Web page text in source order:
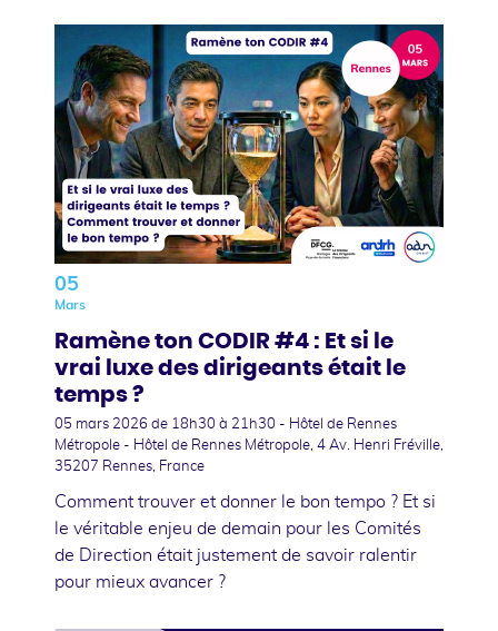
05
Mars
Ramène ton CODIR #4 : Et si le
vrai luxe des dirigeants était le
temps ?
05 mars 2026 de 18h30 à 21h30 - Hôtel de Rennes
Métropole - Hôtel de Rennes Métropole, 4 Av. Henri Fréville,
35207 Rennes, France
Comment trouver et donner le bon tempo ? Et si
le véritable enjeu de demain pour les Comités
de Direction était justement de savoir ralentir
pour mieux avancer ?